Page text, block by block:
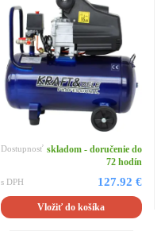
Dostupnosť skladom - doručenie do
72 hodín
s DPH 127.92 €
Vložiť do košíka